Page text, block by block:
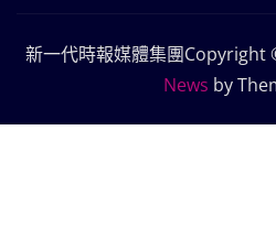
新一代時報媒體集團Copyright
News by